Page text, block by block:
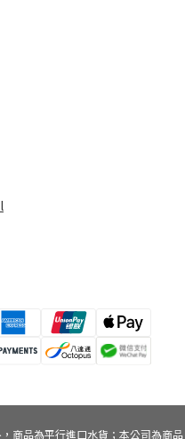
商品為平行進口水貨；本公司為商品